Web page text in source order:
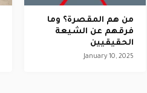
من هم المقصرة؟ وما
فرقهم عن الشيعة
الحقيقيين
January 10, 2025